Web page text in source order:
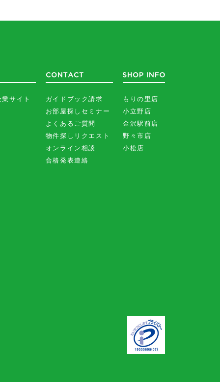
サイト
ガイドブック請求
お部屋探しセミナー
よくあるご質問
物件探しリクエスト
オンライン相談
合格発表連絡
もりの里店
小立野店
金沢駅前店
野々市店
小松店